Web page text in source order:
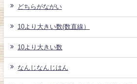
どちらがながい
10より大きい数(数直線）
10より大きい数
なんじなんじはん